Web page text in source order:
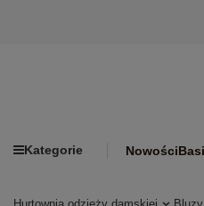
Kategorie Nowości